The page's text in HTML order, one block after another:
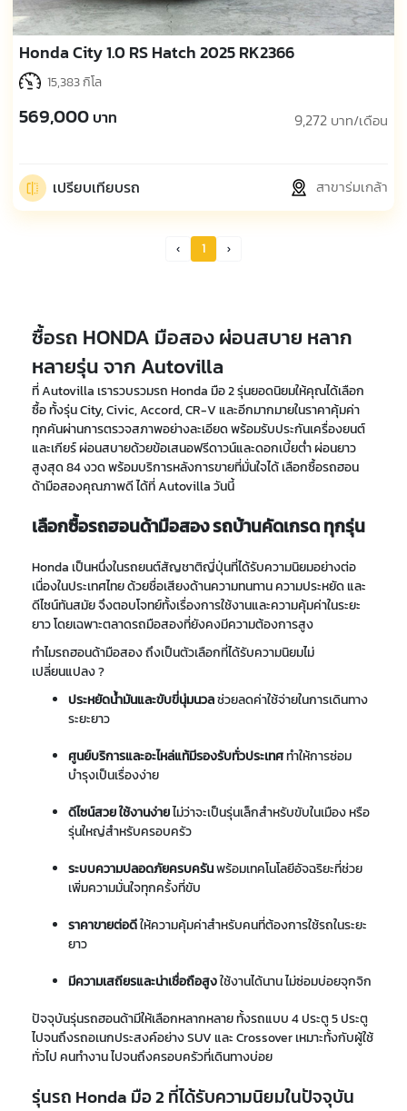
Honda City 1.0 RS Hatch 2025 RK2366
15,383 กิโล
569,000 บาท 9,272 บาท/เดือน
เปรียบเทียบรถ สาขาร่มเกล้า
Prev Page
1 Next Page
ซื้อรถ HONDA มือสอง ผ่อนสบาย หลาก
หลายรุ่น จาก Autovilla
ที่ Autovilla เรารวบรวมรถ Honda มือ 2 รุ่นยอดนิยมให้คุณได้เลือก
ซื้อ ทั้งรุ่น City, Civic, Accord, CR-V และอีกมากมายในราคาคุ้มค่า
ทุกคันผ่านการตรวจสภาพอย่างละเอียด พร้อมรับประกันเครื่องยนต์
และเกียร์ ผ่อนสบายด้วยข้อเสนอฟรีดาวน์และดอกเบี้ยต่ำ ผ่อนยาว
สูงสุด 84 งวด พร้อมบริการหลังการขายที่มั่นใจได้ เลือกซื้อรถฮอน
ด้ามือสองคุณภาพดี ได้ที่ Autovilla วันนี้
เลือกซื้อรถฮอนด้ามือสอง รถบ้านคัดเกรด ทุกรุ่น
Honda เป็นหนึ่งในรถยนต์สัญชาติญี่ปุ่นที่ได้รับความนิยมอย่างต่อ
เนื่องในประเทศไทย ด้วยชื่อเสียงด้านความทนทาน ความประหยัด และ
ดีไซน์ทันสมัย จึงตอบโจทย์ทั้งเรื่องการใช้งานและความคุ้มค่าในระยะ
ยาว โดยเฉพาะตลาดรถมือสองที่ยังคงมีความต้องการสูง
ทำไมรถฮอนด้ามือสอง ถึงเป็นตัวเลือกที่ได้รับความนิยมไม่
เปลี่ยนแปลง ?
ประหยัดน้ำมันและขับขี่นุ่มนวลช่วยลดค่าใช้จ่ายในการเดินทาง
ระยะยาว
ศูนย์บริการและอะไหล่แท้มีรองรับทั่วประเทศทำให้การซ่อม
บำรุงเป็นเรื่องง่าย
ดีไซน์สวย ใช้งานง่ายไม่ว่าจะเป็นรุ่นเล็กสำหรับขับในเมือง หรือ
รุ่นใหญ่สำหรับครอบครัว
ระบบความปลอดภัยครบครันพร้อมเทคโนโลยีอัจฉริยะที่ช่วย
เพิ่มความมั่นใจทุกครั้งที่ขับ
ราคาขายต่อดีให้ความคุ้มค่าสำหรับคนที่ต้องการใช้รถในระยะ
ยาว
มีความเสถียรและน่าเชื่อถือสูงใช้งานได้นาน ไม่ซ่อมบ่อยจุกจิก
ปัจจุบันรุ่นรถฮอนด้ามีให้เลือกหลากหลาย ทั้งรถแบบ 4 ประตู 5 ประตู
ไปจนถึงรถอเนกประสงค์อย่าง SUV และ Crossover เหมาะทั้งกับผู้ใช้
ทั่วไป คนทำงาน ไปจนถึงครอบครัวที่เดินทางบ่อย
รุ่นรถ Honda มือ 2 ที่ได้รับความนิยมในปัจจุบัน